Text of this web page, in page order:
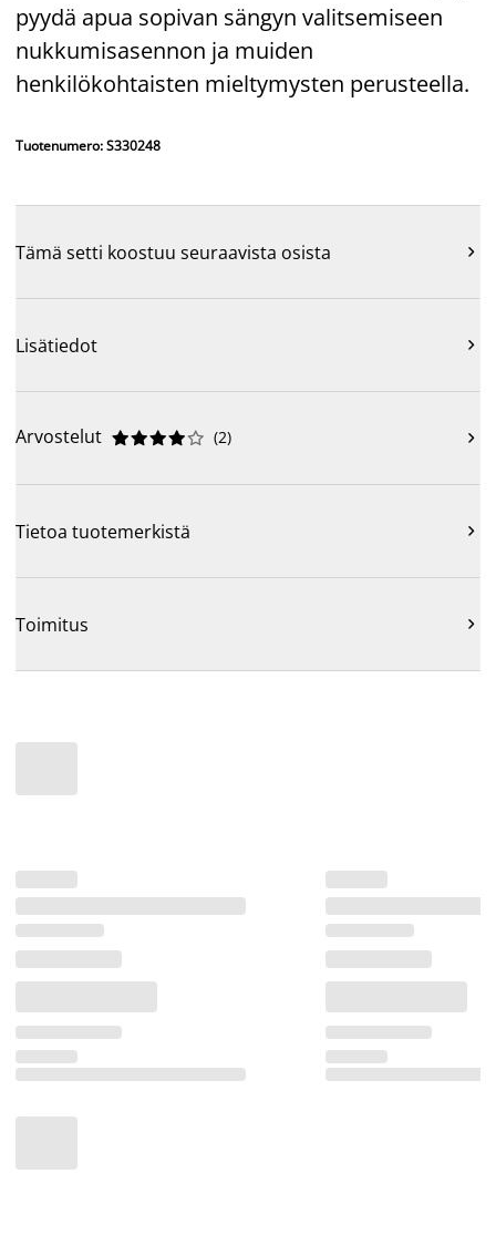
pyydä apua sopivan sängyn valitsemiseen
nukkumisasennon ja muiden
henkilökohtaisten mieltymysten perusteella.
Tuotenumero: S330248
Tämä setti koostuu seuraavista osista 
Lisätiedot 
Arvostelut 




 (2) 
Tietoa tuotemerkistä 
Toimitus 